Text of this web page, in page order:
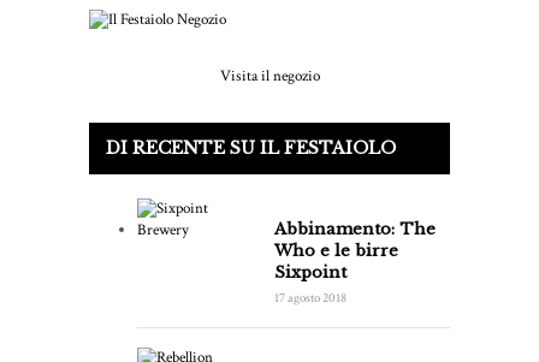
Visita il negozio
DI RECENTE SU IL FESTAIOLO
Abbinamento: The
Who e le birre
Sixpoint
17 agosto 2018